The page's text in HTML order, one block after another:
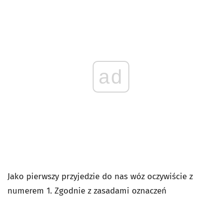
ad
Jako pierwszy przyjedzie do nas wóz oczywiście z
numerem 1. Zgodnie z zasadami oznaczeń